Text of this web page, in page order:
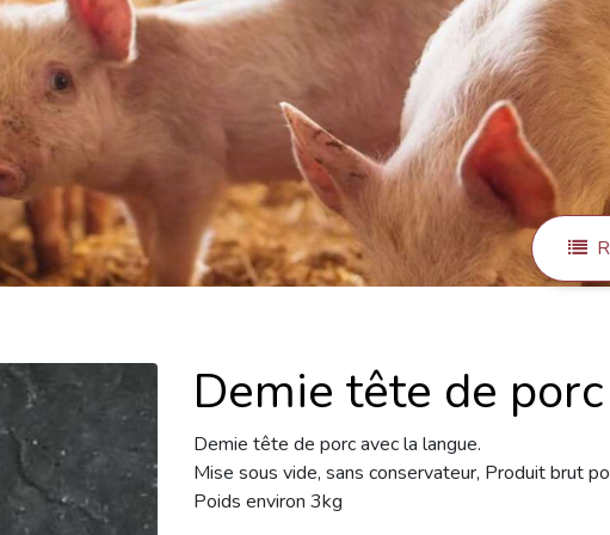
Demie tête de porc
Demie tête de porc avec la langue.
Mise sous vide, sans conservateur, Produit brut
Poids environ 3kg